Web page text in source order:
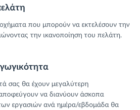
που μπορούν να εκτελέσουν την
την ικανοποίηση του πελάτη.
σας θα έχουν μεγαλύτερη
να διανύουν άσκοπα
εργασιών ανά ημέρα/εβδομάδα θα